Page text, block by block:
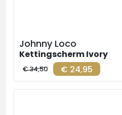
Johnny Loco
Kettingscherm Ivory
€ 24,95
€ 34,50